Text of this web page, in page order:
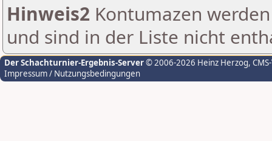
Hinweis2 Kontumazen
und sind in der Liste nicht
Der Schachturnier-Ergebnis-Server© 2006-2026 Heinz Herzog,
Impressum / Nutzungsbedingungen